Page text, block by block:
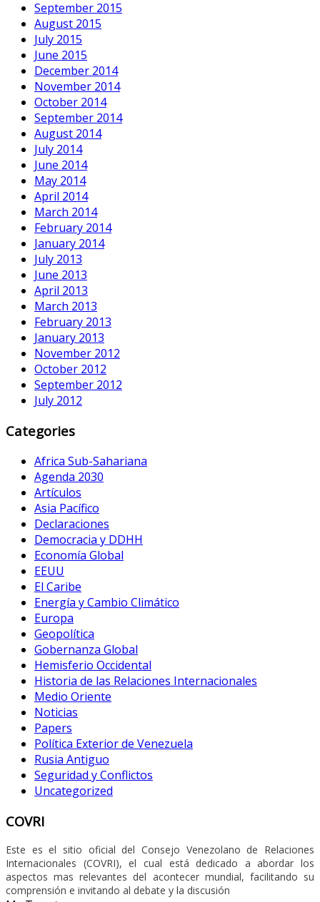
September 2015
August 2015
July 2015
June 2015
December 2014
November 2014
October 2014
September 2014
August 2014
July 2014
June 2014
May 2014
April 2014
March 2014
February 2014
January 2014
July 2013
June 2013
April 2013
March 2013
February 2013
January 2013
November 2012
October 2012
September 2012
July 2012
Categories
Africa Sub-Sahariana
Agenda 2030
Artículos
Asia Pacífico
Declaraciones
Democracia y DDHH
Economía Global
EEUU
El Caribe
Energía y Cambio Climático
Europa
Geopolítica
Gobernanza Global
Hemisferio Occidental
Historia de las Relaciones Internacionales
Medio Oriente
Noticias
Papers
Política Exterior de Venezuela
Rusia Antiguo
Seguridad y Conflictos
Uncategorized
COVRI
Este es el sitio oficial del Consejo Venezolano de Relaciones
Internacionales (COVRI), el cual está dedicado a abordar los
aspectos mas relevantes del acontecer mundial, facilitando su
comprensión e invitando al debate y la discusión